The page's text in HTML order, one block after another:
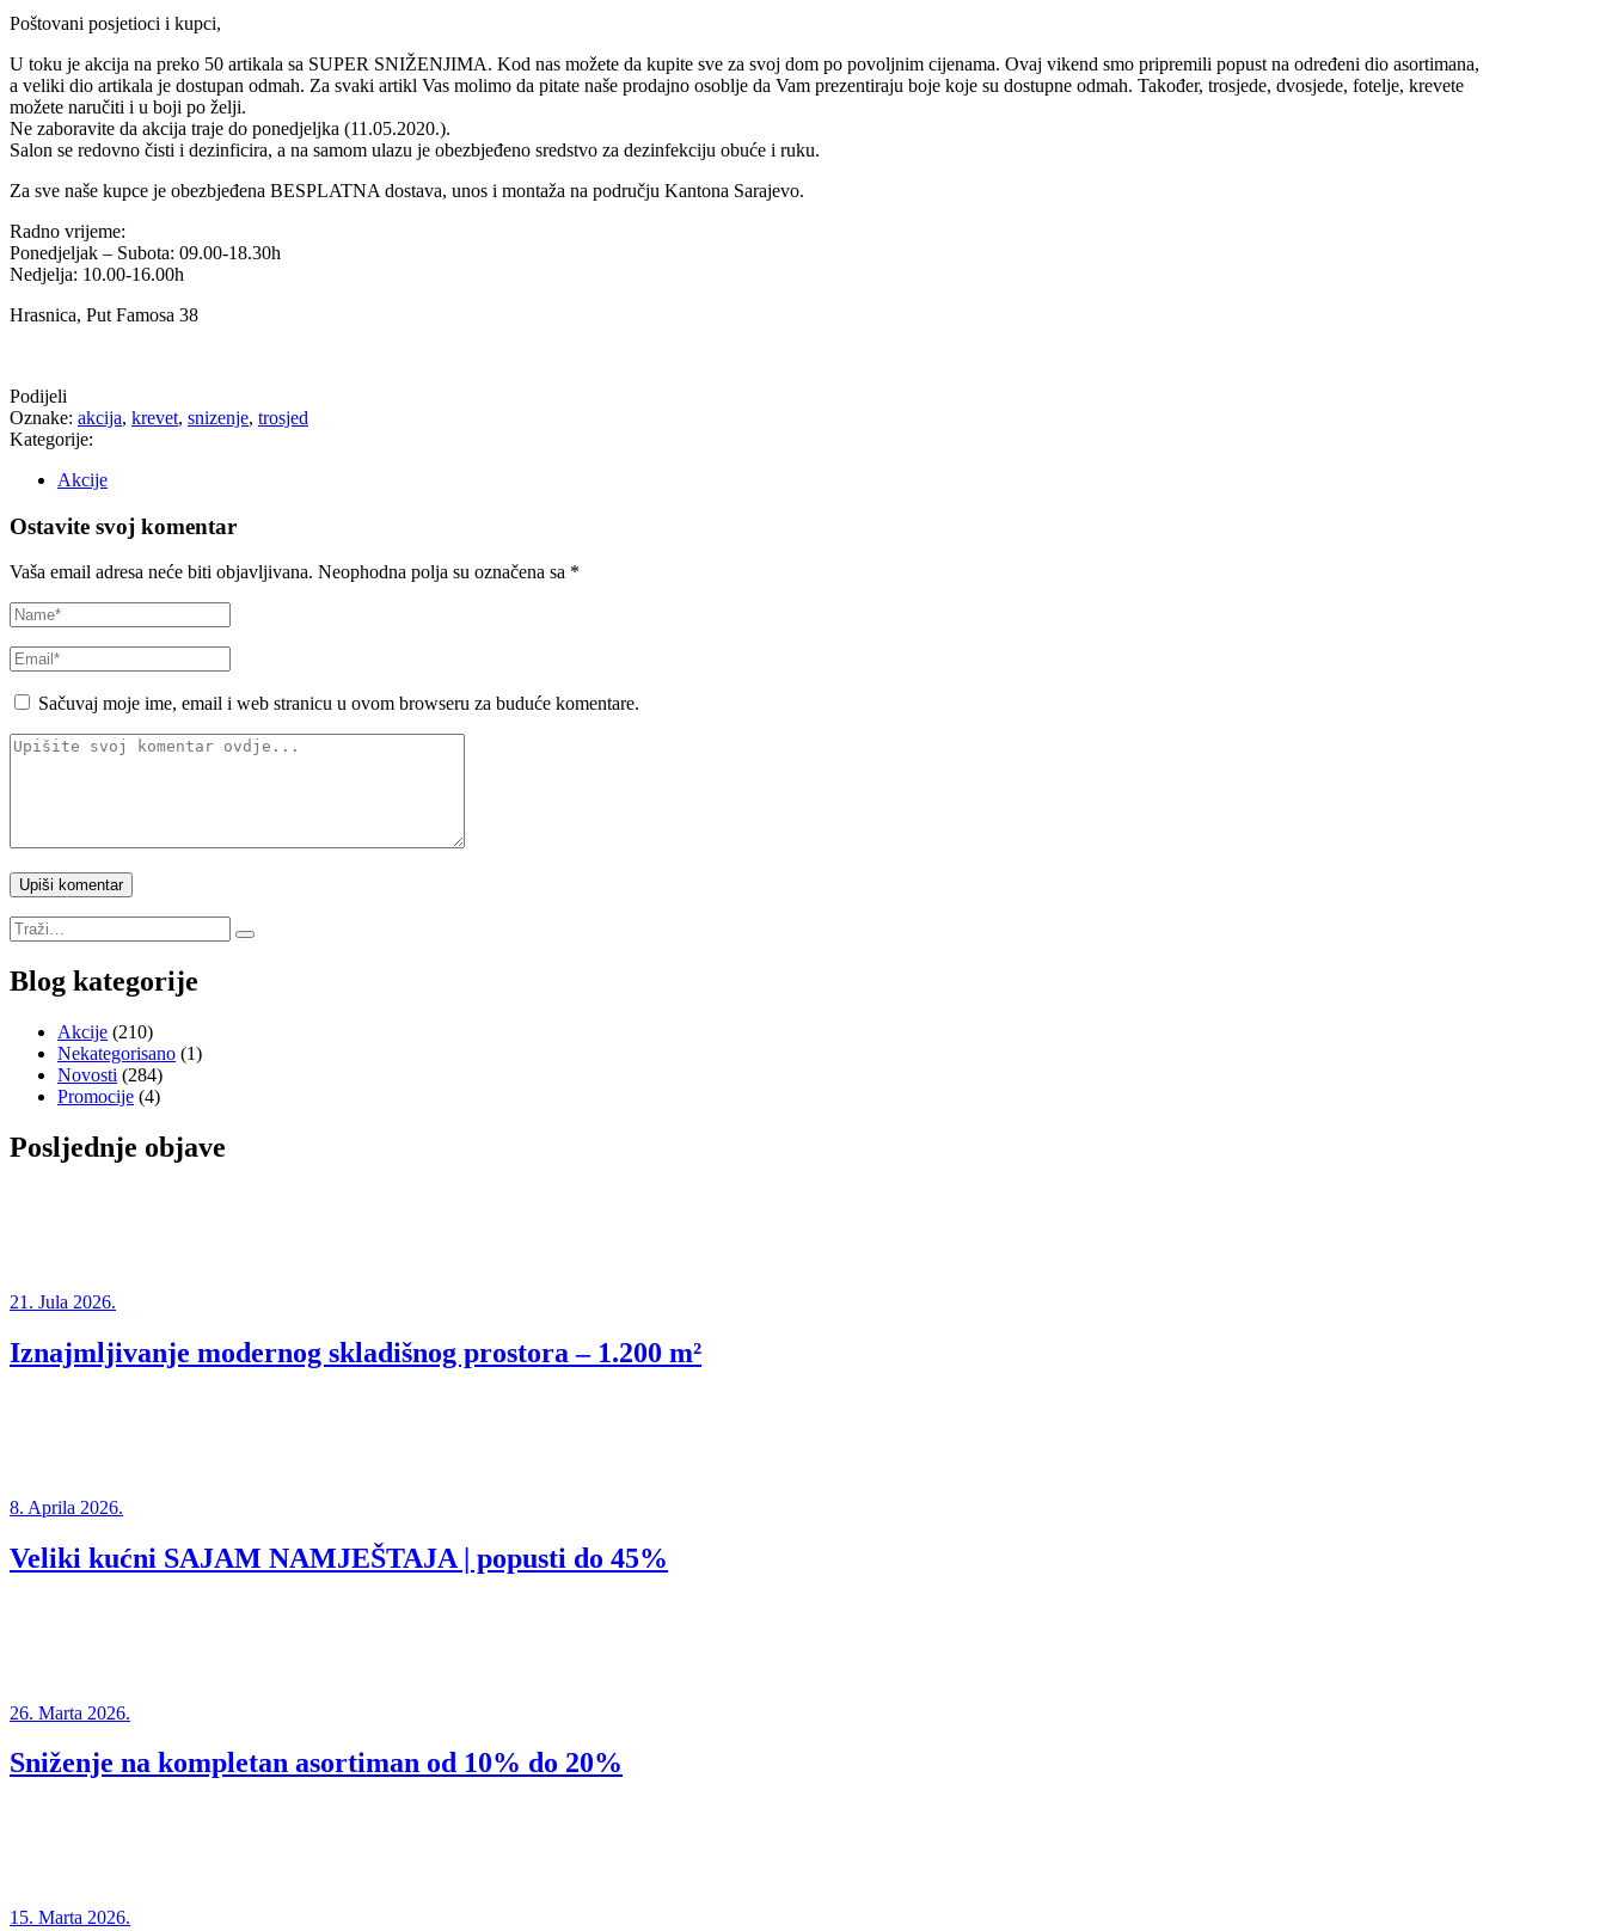
Poštovani posjetioci i kupci,
U toku je akcija na preko 50 artikala sa SUPER SNIŽENJIMA. Kod nas možete da kupite sve za svoj dom po povoljnim cijenama. Ovaj vikend smo pripremili popust na određeni dio asortimana,
a veliki dio artikala je dostupan odmah. Za svaki artikl Vas molimo da pitate naše prodajno osoblje da Vam prezentiraju boje koje su dostupne odmah. Također, trosjede, dvosjede, fotelje, krevete
možete naručiti i u boji po želji.
Ne zaboravite da akcija traje do ponedjeljka (11.05.2020.).
Salon se redovno čisti i dezinficira, a na samom ulazu je obezbjeđeno sredstvo za dezinfekciju obuće i ruku.
Za sve naše kupce je obezbjeđena BESPLATNA dostava, unos i montaža na području Kantona Sarajevo.
Radno vrijeme:
Ponedjeljak – Subota: 09.00-18.30h
Nedjelja: 10.00-16.00h
Hrasnica, Put Famosa 38
Podijeli
Oznake: akcija, krevet, snizenje, trosjed
Kategorije:
Akcije
Ostavite svoj komentar
Vaša email adresa neće biti objavljivana. Neophodna polja su označena sa *
Sačuvaj moje ime, email i web stranicu u ovom browseru za buduće komentare.
Blog kategorije
Akcije (210)
Nekategorisano (1)
Novosti (284)
Promocije (4)
Posljednje objave
21. Jula 2026.
Iznajmljivanje modernog skladišnog prostora – 1.200 m²
8. Aprila 2026.
Veliki kućni SAJAM NAMJEŠTAJA | popusti do 45%
26. Marta 2026.
Sniženje na kompletan asortiman od 10% do 20%
15. Marta 2026.